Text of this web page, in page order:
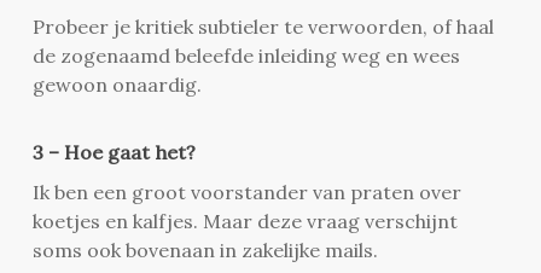
Probeer je kritiek subtieler te verwoorden, of haal
de zogenaamd beleefde inleiding weg en wees
gewoon onaardig.
3 – Hoe gaat het?
Ik ben een groot voorstander van praten over
koetjes en kalfjes. Maar deze vraag verschijnt
soms ook bovenaan in zakelijke mails.